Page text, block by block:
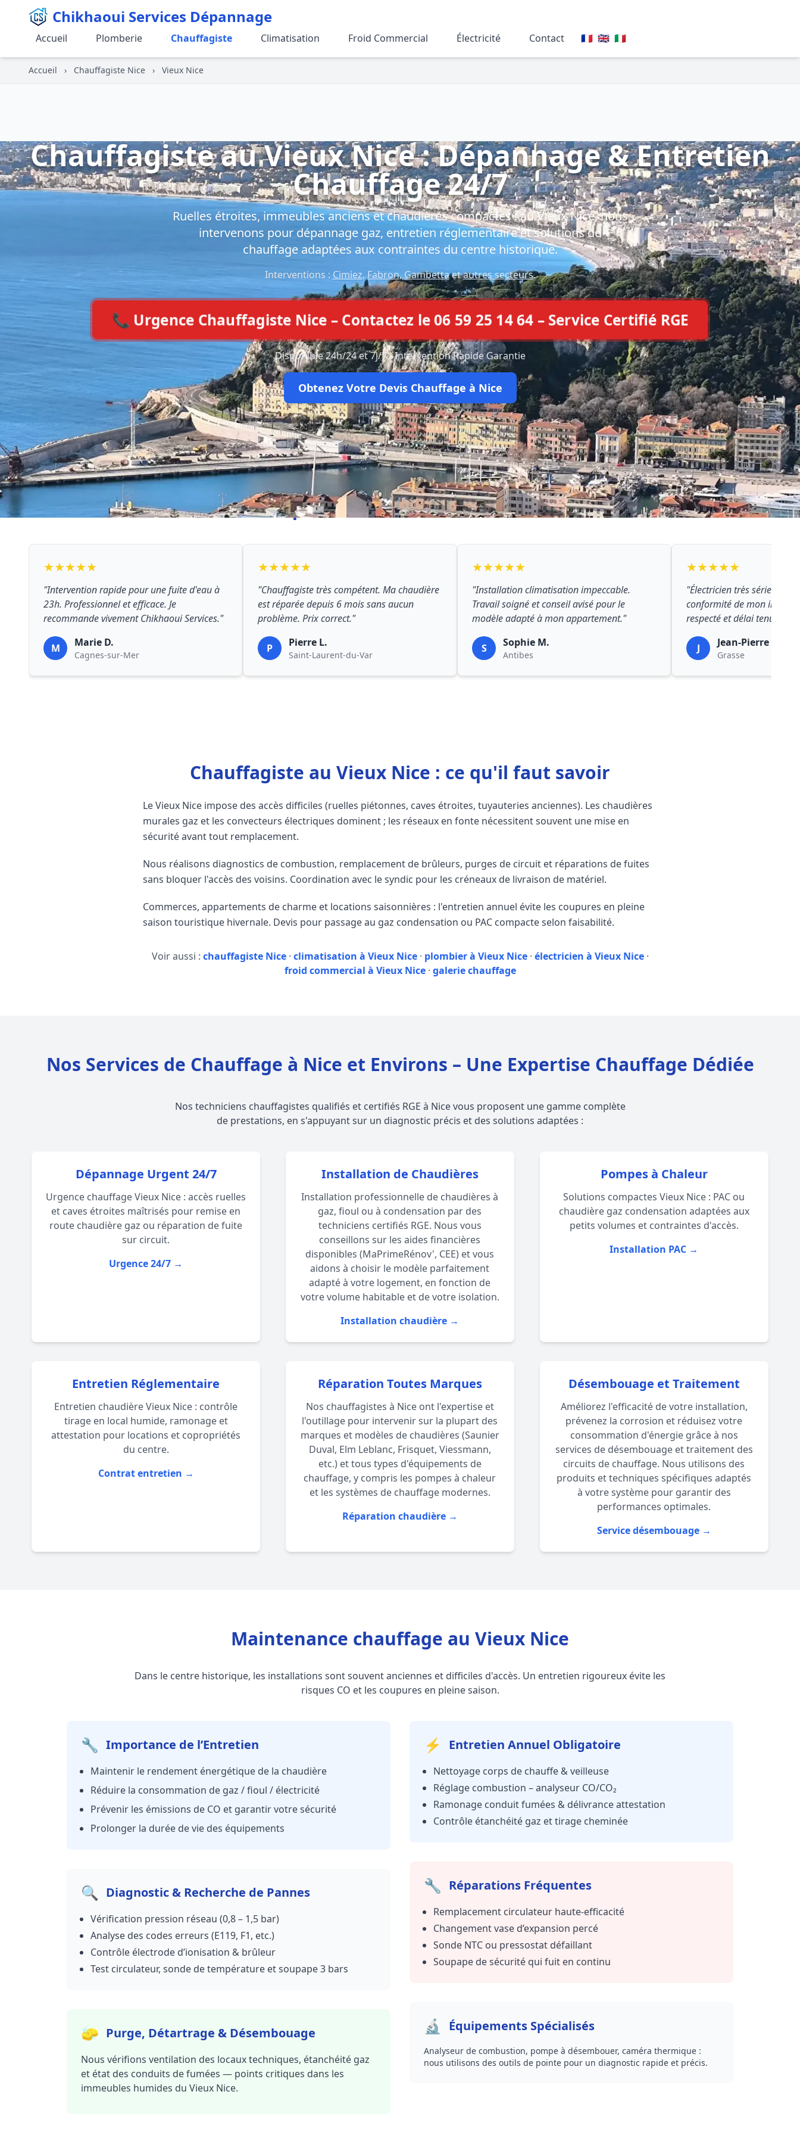
Chikhaoui Services Dépannage
Accueil Plomberie Chauffagiste Climatisation Froid Commercial Électricité Contact 🇫🇷 🇬🇧 🇮🇹
Accueil › Chauffagiste Nice › Vieux Nice
Chauffagiste au Vieux Nice : Dépannage & Entretien
Chauffage 24/7
Ruelles étroites, immeubles anciens et chaudières compactes : au Vieux Nice, nous
intervenons pour dépannage gaz, entretien réglementaire et solutions de
chauffage adaptées aux contraintes du centre historique.
Interventions : Cimiez,Fabron,Gambettaetautres secteurs.
📞 Urgence Chauffagiste Nice – Contactez le 06 59 25 14 64 – Service Certifié RGE
Disponible 24h/24 et 7j/7 - Intervention Rapide Garantie
Obtenez Votre Devis Chauffage à Nice
Ce que disent nos clients à Nice
★★★★★
"Intervention rapide pour une fuite d'eau à
23h. Professionnel et efficace. Je
recommande vivement Chikhaoui Services."
M Marie D.
Cagnes-sur-Mer
★★★★★
"Chauffagiste très compétent. Ma chaudière
est réparée depuis 6 mois sans aucun
problème. Prix correct."
P Pierre L.
Saint-Laurent-du-Var
★★★★★
"Installation climatisation impeccable.
Travail soigné et conseil avisé pour le
modèle adapté à mon appartement."
S Sophie M.
Antibes
★★★★★
"Électricien très sérieux
conformité de mon
respecté et délai tenu."
J Jean-Pierre R.
Grasse
Chauffagiste au Vieux Nice : ce qu'il faut savoir
Le Vieux Nice impose des accès difficiles (ruelles piétonnes, caves étroites, tuyauteries anciennes). Les chaudières
murales gaz et les convecteurs électriques dominent ; les réseaux en fonte nécessitent souvent une mise en
sécurité avant tout remplacement.
Nous réalisons diagnostics de combustion, remplacement de brûleurs, purges de circuit et réparations de fuites
sans bloquer l'accès des voisins. Coordination avec le syndic pour les créneaux de livraison de matériel.
Commerces, appartements de charme et locations saisonnières : l'entretien annuel évite les coupures en pleine
saison touristique hivernale. Devis pour passage au gaz condensation ou PAC compacte selon faisabilité.
Voir aussi : chauffagiste Nice· climatisation à Vieux Nice· plombier à Vieux Nice· électricien à Vieux Nice·
froid commercial à Vieux Nice· galerie chauffage
Nos Services de Chauffage à Nice et Environs – Une Expertise Chauffage Dédiée
Nos techniciens chauffagistes qualifiés et certifiés RGE à Nice vous proposent une gamme complète
de prestations, en s'appuyant sur un diagnostic précis et des solutions adaptées :
Dépannage Urgent 24/7
Urgence chauffage Vieux Nice : accès ruelles
et caves étroites maîtrisés pour remise en
route chaudière gaz ou réparation de fuite
sur circuit.
Urgence 24/7 →
Installation de Chaudières
Installation professionnelle de chaudières à
gaz, fioul ou à condensation par des
techniciens certifiés RGE. Nous vous
conseillons sur les aides financières
disponibles (MaPrimeRénov', CEE) et vous
aidons à choisir le modèle parfaitement
adapté à votre logement, en fonction de
votre volume habitable et de votre isolation.
Installation chaudière →
Pompes à Chaleur
Solutions compactes Vieux Nice : PAC ou
chaudière gaz condensation adaptées aux
petits volumes et contraintes d'accès.
Installation PAC →
Entretien Réglementaire
Entretien chaudière Vieux Nice : contrôle
tirage en local humide, ramonage et
attestation pour locations et copropriétés
du centre.
Contrat entretien →
Réparation Toutes Marques
Nos chauffagistes à Nice ont l'expertise et
l'outillage pour intervenir sur la plupart des
marques et modèles de chaudières (Saunier
Duval, Elm Leblanc, Frisquet, Viessmann,
etc.) et tous types d'équipements de
chauffage, y compris les pompes à chaleur
et les systèmes de chauffage modernes.
Réparation chaudière →
Désembouage et Traitement
Améliorez l'efficacité de votre installation,
prévenez la corrosion et réduisez votre
consommation d'énergie grâce à nos
services de désembouage et traitement des
circuits de chauffage. Nous utilisons des
produits et techniques spécifiques adaptés
à votre système pour garantir des
performances optimales.
Service désembouage →
Maintenance chauffage au Vieux Nice
Dans le centre historique, les installations sont souvent anciennes et difficiles d'accès. Un entretien rigoureux évite les
risques CO et les coupures en pleine saison.
🔧 Importance de l’Entretien
Maintenir le rendement énergétique de la chaudière
Réduire la consommation de gaz / fioul / électricité
Prévenir les émissions de CO et garantir votre sécurité
Prolonger la durée de vie des équipements
🔍 Diagnostic & Recherche de Pannes
Vérification pression réseau (0,8 – 1,5 bar)
Analyse des codes erreurs (E119, F1, etc.)
Contrôle électrode d’ionisation & brûleur
Test circulateur, sonde de température et soupape 3 bars
🧽 Purge, Détartrage & Désembouage
Nous vérifions ventilation des locaux techniques, étanchéité gaz
et état des conduits de fumées — points critiques dans les
immeubles humides du Vieux Nice.
⚡ Entretien Annuel Obligatoire
Nettoyage corps de chauffe & veilleuse
Réglage combustion – analyseur CO/CO₂
Ramonage conduit fumées & délivrance attestation
Contrôle étanchéité gaz et tirage cheminée
🔧 Réparations Fréquentes
Remplacement circulateur haute-efficacité
Changement vase d’expansion percé
Sonde NTC ou pressostat défaillant
Soupape de sécurité qui fuit en continu
🔬 Équipements Spécialisés
Analyseur de combustion, pompe à désembouer, caméra thermique :
nous utilisons des outils de pointe pour un diagnostic rapide et précis.